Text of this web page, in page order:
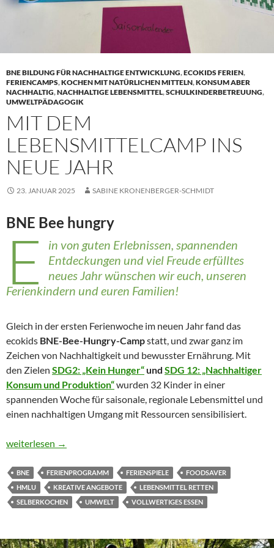
BNE BILDUNG FÜR NACHHALTIGE ENTWICKLUNG,ECOKIDS FERIEN,
FERIENCAMPS,KOCHEN MIT NATÜRLICHEN MITTELN,KONSUM ABER
NACHHALTIG,NACHHALTIGE LEBENSMITTEL,SCHULKINDERBETREUUNG,
UMWELTPÄDAGOGIK
MIT DEM
LEBENSMITTELCAMP INS
NEUE JAHR
23. JANUAR 2025 SABINE KRONENBERGER-SCHMIDT
BNE Bee hungry
E
in von guten Erlebnissen, spannenden
Entdeckungen und viel Freude erfülltes
neues Jahr wünschen wir euch, unseren
Ferienkindern und euren Familien!
Gleich in der ersten Ferienwoche im neuen Jahr fand das
ecokids BNE-Bee-Hungry-Campstatt, und zwar ganz im
Zeichen von Nachhaltigkeit und bewusster Ernährung. Mit
den Zielen SDG2: „Kein Hunger“und SDG 12: „Nachhaltiger
Konsum und Produktion“wurden 32 Kinder in einer
spannenden Woche für saisonale, regionale Lebensmittel und
einen nachhaltigen Umgang mit Ressourcen sensibilisiert.
Mit dem Lebensmittelcamp ins neue Jahr
weiterlesen →
BNE FERIENPROGRAMM FERIENSPIELE
FOODSAVER
HMLU
KREATIVE ANGEBOTE
LEBENSMITTEL RETTEN
SELBERKOCHEN
UMWELT VOLLWERTIGES ESSEN